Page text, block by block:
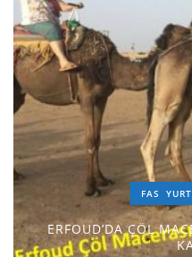
FAS
ERFOUD’DA ÇÖL